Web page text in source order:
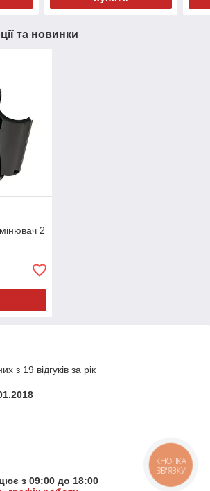
та новинки
2
з 19 відгуків за рік
з 09:00 до 18:00
КНОПКА
ЗВ'ЯЗКУ